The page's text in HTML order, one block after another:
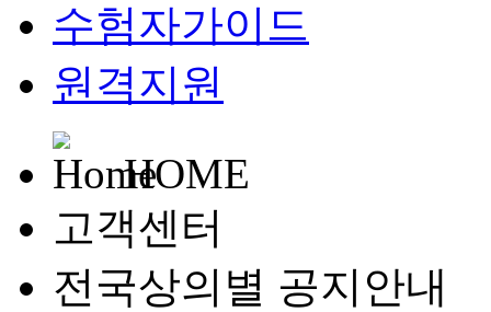
수험자가이드
원격지원
HOME
고객센터
전국상의별 공지안내